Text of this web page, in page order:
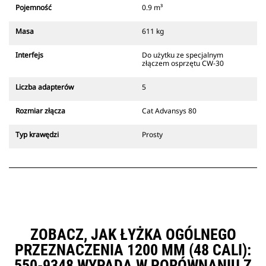
zasięgu wzroku operatora.
Cat są zgodne z gąsienicowymi
koparkami kołowymi. Dostępne są
kopania rowów.
specjalnych złączy CW
szybkozłączy. Specjalne złącza CW
mocowania osprzętu.
Pojemność 0.9 m³
Masa 611 kg
Interfejs
Do użytku ze specjalnym
złączem osprzętu CW-30
Liczba adapterów 5
Rozmiar złącza Cat Advansys 80
Typ krawędzi Prosty
ZOBACZ, JAK ŁYŻKA OGÓLNEGO
PRZEZNACZENIA 1200 MM (48 CALI):